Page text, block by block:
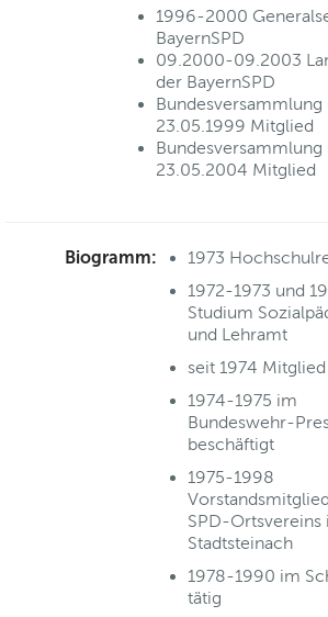
1996-2000
BayernSPD
09.2000-09.2003
der BayernSPD
Bundesversammlung
23.05.1999 Mitglied
Bundesversammlung
23.05.2004 Mitglied
Biogramm:
1973
1972-1973 und
Studium
und Lehramt
seit 1974 Mitglied
1974-1975 im
Bundeswehr-
beschäftigt
1975-1998
SPD-Ortsvereins
Stadtsteinach
1978-1990 im
tätig